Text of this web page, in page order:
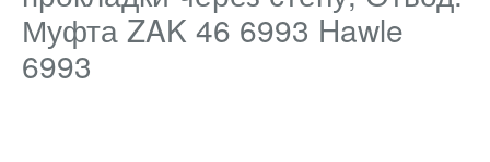
Муфта ZAK 46 6993 Hawle
6993